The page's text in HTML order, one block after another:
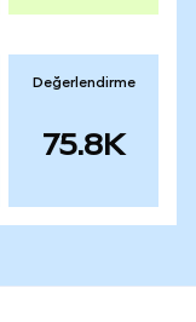
Değerlendirme
75.8K